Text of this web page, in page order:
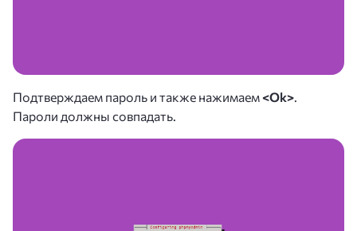
Подтверждаем пароль и также нажимаем<Ok>
Пароли должны совпадать.